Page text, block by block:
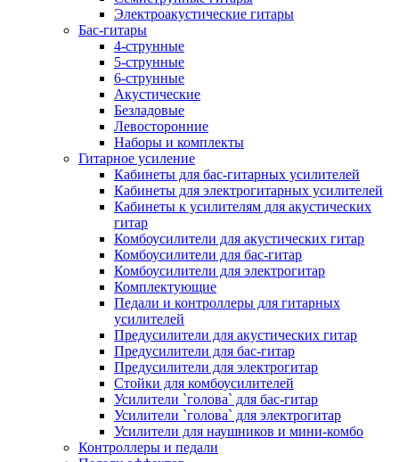
Электроакустические гитары
Бас-гитары
4-струнные
5-струнные
6-струнные
Акустические
Безладовые
Левосторонние
Наборы и комплекты
Гитарное усиление
Кабинеты для бас-гитарных усилителей
Кабинеты для электрогитарных усилителей
Кабинеты к усилителям для акустических
гитар
Комбоусилители для акустических гитар
Комбоусилители для бас-гитар
Комбоусилители для электрогитар
Комплектующие
Педали и контроллеры для гитарных
усилителей
Предусилители для акустических гитар
Предусилители для бас-гитар
Предусилители для электрогитар
Стойки для комбоусилителей
Усилители `голова` для бас-гитар
Усилители `голова` для электрогитар
Усилители для наушников и мини-комбо
Контроллеры и педали